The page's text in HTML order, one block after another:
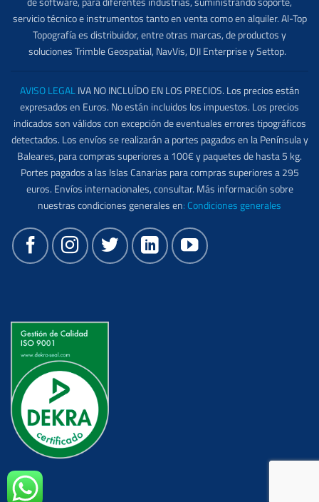
servicio técnico e instrumentos tanto en venta como en alquiler. Al-Top
Topografía es distribuidor, entre otras marcas, de productos y
soluciones Trimble Geospatial, NavVis, DJI Enterprise y Settop.
AVISO LEGALIVA NO INCLUÍDO EN LOS PRECIOS. Los precios están
expresados en Euros. No están incluidos los impuestos. Los precios
indicados son válidos con excepción de eventuales errores tipográficos
detectados. Los envíos se realizarán a portes pagados en la Península y
Baleares, para compras superiores a 100€ y paquetes de hasta 5 kg.
Portes pagados a las Islas Canarias para compras superiores a 295
euros. Envíos internacionales, consultar. Más información sobre
nuestras condiciones generales en: Condiciones generales